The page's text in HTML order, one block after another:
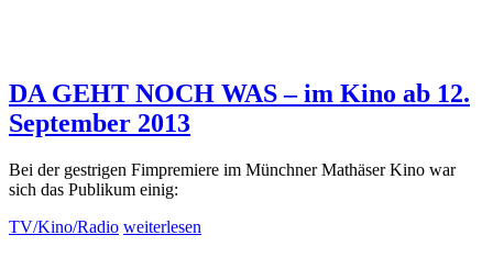
DA GEHT NOCH WAS – im Kino ab 12.
September 2013
Bei der gestrigen Fimpremiere im Münchner Mathäser Kino war
sich das Publikum einig:
TV/Kino/Radio weiterlesen